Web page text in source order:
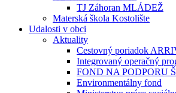
TJ Záhoran MLÁDEŽ
Materská škola Kostolište
Udalosti v obci
Aktuality
Cestovný poriadok
Integrovaný operačný
FOND NA PODPORU
Environmentálny fond